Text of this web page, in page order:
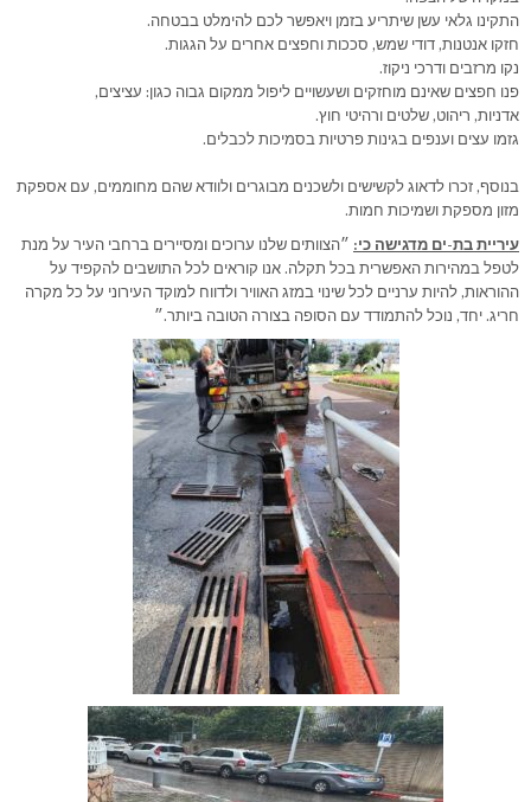
התקינו גלאי עשן שיתריע בזמן ויאפשר לכם להימלט בבטחה.
חזקו אנטנות, דודי שמש, סככות וחפצים אחרים על הגגות.
נקו מרזבים ודרכי ניקוז.
פנו חפצים שאינם מוחזקים ושעשויים ליפול ממקום גבוה כגון: עציצים,
אדניות, ריהוט, שלטים ורהיטי חוץ.
גזמו עצים וענפים בגינות פרטיות בסמיכות לכבלים.
בנוסף, זכרו לדאוג לקשישים ולשכנים מבוגרים ולוודא שהם מחוממים, עם אספקת
מזון מספקת ושמיכות חמות.
עיריית בת-ים מדגישה כי: ״הצוותים שלנו ערוכים ומסיירים ברחבי העיר על מנת
לטפל במהירות האפשרית בכל תקלה. אנו קוראים לכל התושבים להקפיד על
ההוראות, להיות ערניים לכל שינוי במזג האוויר ולדווח למוקד העירוני על כל מקרה
חריג. יחד, נוכל להתמודד עם הסופה בצורה הטובה ביותר.״